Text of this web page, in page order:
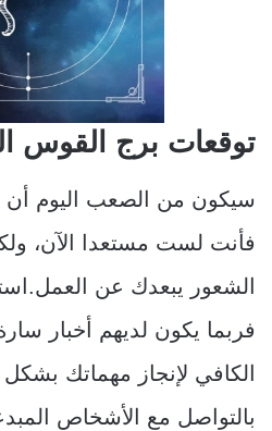
توقعات برج القوس
سيكون من الصعب اليوم أن
فأنت لست مستعدا الآن،
الشعور يبعدك عن
فربما يكون لديهم أخبار
الكافي لإنجاز مهماتك
بالتواصل مع الأشخاص